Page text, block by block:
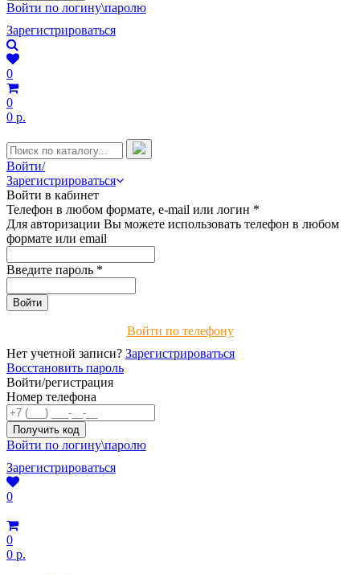
Войти по логину\паролю
Зарегистрироваться
0
0
0 р.
Войти/
Зарегистрироваться
Войти в кабинет
Телефон в любом формате, e-mail или логин *
Для авторизации Вы можете использовать телефон в любом
формате или email
Введите пароль *
Войти по телефону
Нет учетной записи? Зарегистрироваться
Восстановить пароль
Войти/регистрация
Номер телефона
Войти по логину\паролю
Зарегистрироваться
0
0
0 р.